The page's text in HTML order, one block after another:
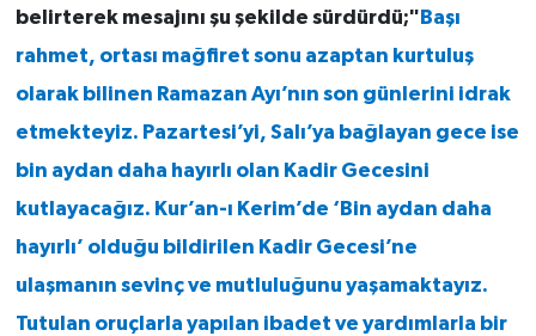
belirterek mesajını şu şekilde sürdürdü;" Başı
rahmet, ortası mağfiret sonu azaptan kurtuluş
olarak bilinen Ramazan Ayı’nın son günlerini idrak
etmekteyiz. Pazartesi’yi, Salı’ya bağlayan gece ise
bin aydan daha hayırlı olan Kadir Gecesini
kutlayacağız. Kur’an-ı Kerim’de ‘Bin aydan daha
hayırlı’ olduğu bildirilen Kadir Gecesi’ne
ulaşmanın sevinç ve mutluluğunu yaşamaktayız.
Tutulan oruçlarla yapılan ibadet ve yardımlarla bir